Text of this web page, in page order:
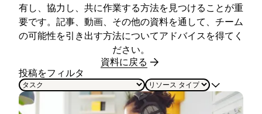
有し、協力し、共に作業する方法を見つけることが重
要です。記事、動画、その他の資料を通して、チーム
の可能性を引き出す方法についてアドバイスを得てく
ださい。
資料に戻る
投稿をフィルタ